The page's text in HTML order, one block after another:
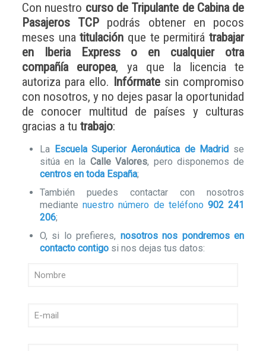
Con nuestro curso de Tripulante de Cabina de
Pasajeros TCP podrás obtener en pocos
meses unatitulación que te permitirátrabajar
en Iberia Express o en cualquier otra
compañía europea, ya que la licencia te
autoriza para ello.
Infórmate sin compromiso
con nosotros, y no dejes pasar la oportunidad
de conocer multitud de países y culturas
gracias a tu trabajo:
La Escuela Superior Aeronáutica de Madrid se
sitúa en la Calle Valores, pero disponemos de
centros en toda España;
También puedes contactar con nosotros
mediantenuestro número de teléfono 902 241
206;
O, si lo prefieres, nosotros nos pondremos en
contacto contigosi nos dejas tus datos: